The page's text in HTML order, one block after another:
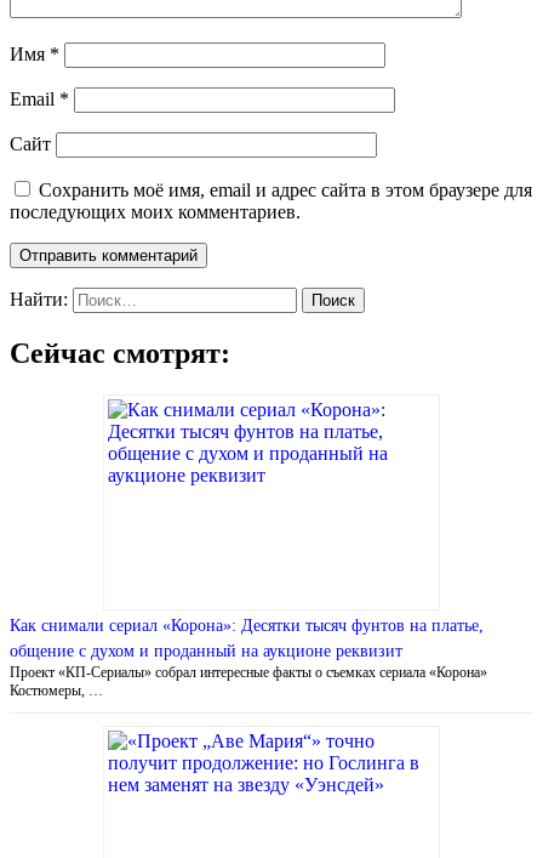
Имя *
Email *
Сайт
Сохранить моё имя, email и адрес сайта в этом браузере для
последующих моих комментариев.
Найти:
Сейчас смотрят:
Как снимали сериал «Корона»: Десятки тысяч фунтов на платье,
общение с духом и проданный на аукционе реквизит
Проект «КП-Сериалы» собрал интересные факты о съемках сериала «Корона»
Костюмеры, …